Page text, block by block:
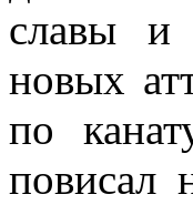
славы и
новых
по
повисал